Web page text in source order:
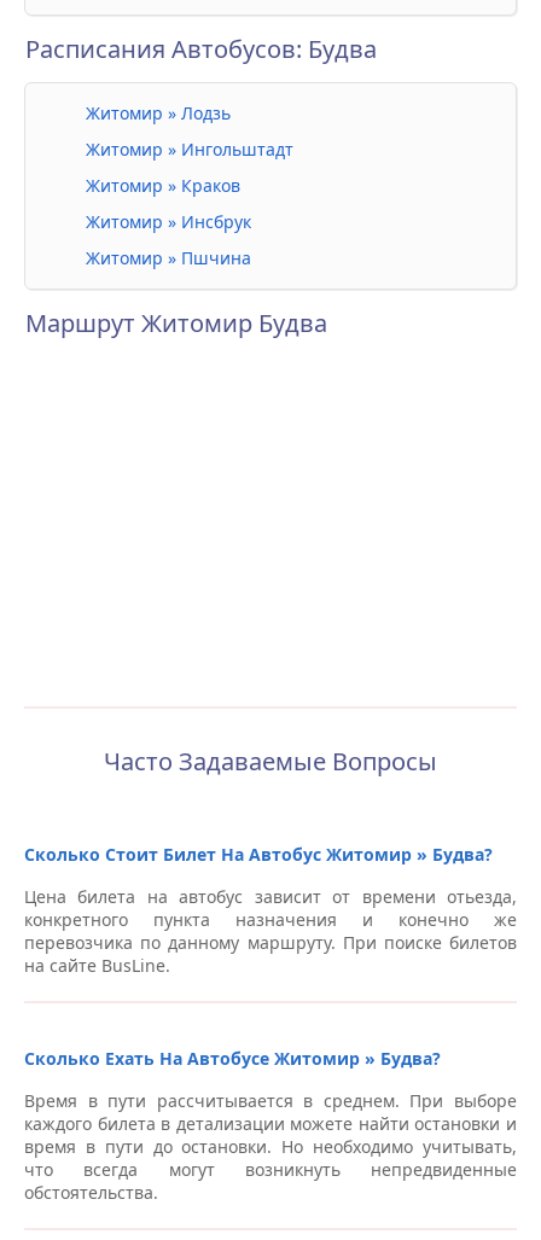
Расписания Автобусов: Будва
Житомир » Лодзь
Житомир » Ингольштадт
Житомир » Краков
Житомир » Инсбрук
Житомир » Пшчина
Маршрут Житомир Будва
Часто Задаваемые Вопросы
Сколько Стоит Билет На Автобус Житомир » Будва?
Цена билета на автобус зависит от времени отьезда,
конкретного пункта назначения и конечно же
перевозчика по данному маршруту. При поиске билетов
на сайте BusLine.
Сколько Ехать На Автобусе Житомир » Будва?
Время в пути рассчитывается в среднем. При выборе
каждого билета в детализации можете найти остановки и
время в пути до остановки. Но необходимо учитывать,
что всегда могут возникнуть непредвиденные
обстоятельства.